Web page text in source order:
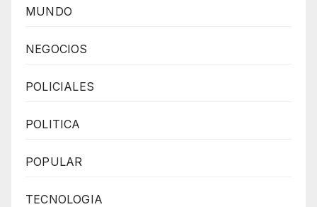
MUNDO
NEGOCIOS
POLICIALES
POLITICA
POPULAR
TECNOLOGIA